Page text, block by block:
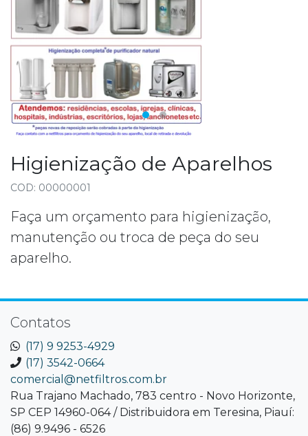
Higienização de Aparelhos
COD: 00000001
Faça um orçamento para higienização,
manutenção ou troca de peça do seu
aparelho.
Contatos
(17) 9 9253-4929
(17) 3542-0664
comercial@netfiltros.com.br
Rua Trajano Machado, 783 centro - Novo Horizonte,
SP CEP 14960-064 / Distribuidora em Teresina, Piauí:
(86) 9.9496 - 6526